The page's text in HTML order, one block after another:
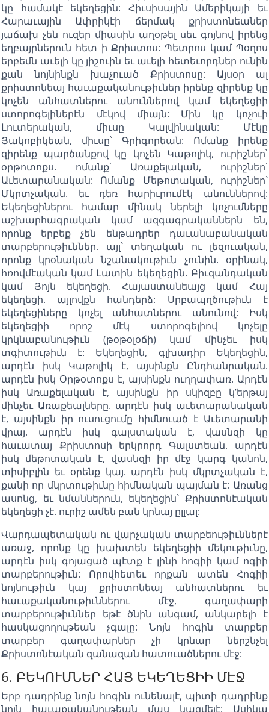
կը համակէ եկեղեցին: Հիւսիսային Ամերիկայի եւ
Հարաւային Ափրիկէի ճերմակ քրիստոնեաներ
յաճախ չեն ուզեր միասին աղօթել սեւ գոյնով իրենց
եղբայրներուն հետ ի Քրիստոս: Պետրոս կամ Պօղոս
երբեմն աւելի կը յիշուին եւ աւելի հետեւորդներ ունին
քան նոյնինքն խաչուած Քրիստոսը: Այսօր ալ
քրիստոնեայ հաւաքականութիւներ իրենք զիրենք կը
կոչեն անհատներու անուններով կամ եկեղեցիի
ստորոգելիներէն մէկով միայն: Մին կը կոչուի
Լուտերական, միւսը Կալվինական: Մէկը
Յակոբիկեան, միւսը՝ Գրիգորեան: Ոմանք իրենք
զիրենք պարծանքով կը կոչեն Կաթոլիկ, ուրիշներ՝
օրթոտոքս. ոմանք՝ Առաքելական, ուրիշներ՝
Աւետարանական: Ոմանք Մեթոտական, ուրիշներ՝
Մկրտչական. եւ դեռ հարիւրումէկ անուններով:
Եկեղեցիներու համար մինակ ներելի կոչումները
աշխարհագրական կամ ազգագրականներն են,
որոնք երբեք չեն ենթադրեր դաւանաբանական
տարբերութիւններ. այլ՝ տեղական ու լեզուական,
որոնք կրօնական նշանակութիւն չունին. օրինակ,
հռովմէական կամ Լատին եկեղեցին. Բիւզանդական
կամ Յոյն եկեղեցի. Հայաստանեայց կամ Հայ
եկեղեցի. այլովքն հանդերձ: Սրբապղծութիւն է
եկեղեցիները կոչել անհատներու անունով: Իսկ
եկեղեցիի որոշ մէկ ստորոգելիով կոչելը
կրկնաբանութիւն (թօթօլօճի) կամ մինչեւ իսկ
տգիտութիւն է: Եկեղեցին, գլխադիր Եկեղեցին,
արդէն իսկ Կաթոլիկ է, այսինքն Ընդհանրական.
արդէն իսկ Օրթօտոքս է, այսինքն ուղղափառ. Արդէն
իսկ Առաքելական է, այսինքն իր սկիզբը կ’երթայ
մինչեւ Առաքեալները. արդէն իսկ աւետարանական
է, այսինքն իր ուսուցումը հիմնուած է Աւետարանի
վրայ. արդէն իսկ գալստական է, վասնզի կը
հաւատայ Քրիստոսի երկրորդ Գալստեան. արդէն
իսկ մեթոտական է, վասնզի իր մէջ կարգ կանոն,
տիսիբլին եւ օրենք կայ. արդէն իսկ մկրտչական է,
քանի որ մկրտութիւնը հիմնական պայման է: Առանց
ասոնց, եւ նմաններուն, եկեղեցին՝ Քրիստոնէական
եկեղեցի չէ. ուրիշ ամեն բան կրնայ ըլլալ:
Վարդապետական ու վարչական տարբեութիւններէ
առաջ, որոնք կը խախտեն եկեղեցիի մեկութիւնը,
արդէն իսկ գոյացած պէտք է լինի հոգիի կամ ոգիի
տարբերութիւն: Որովհետեւ որքան ատեն Հոգիի
նոյնութիւն կայ քրիստոնեայ անհատներու եւ
հաւաքականութիւններու մէջ, գաղափարի
տարբերութիւններ եթէ ծնին անգամ, անկարելի է
հասկացողութեան չգալը: Նոյն հոգին տարբեր
տարբեր գաղափարներ չի կրնար ներշնչել
Քրիստոնէական զանազան հատուածներու մէջ:
6. ԲԵԿՈՒՄՆԵՐ ՀԱՅ ԵԿԵՂԵՑԻԻ ՄԷՋ
Երբ դադրինք նոյն հոգին ունենալէ, պիտի դադրինք
նոյն հաւաքականութեան մաս կազմելէ: Ասիկա